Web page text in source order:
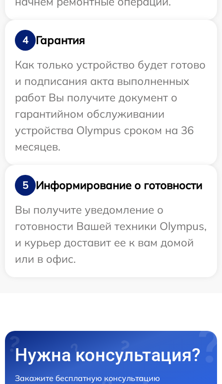
4
Гарантия
Как только устройство будет готово
и подписания акта выполненных
работ Вы получите документ о
гарантийном обслуживании
устройства Olympus сроком на 36
месяцев.
5
Информирование о готовности
Вы получите уведомление о
готовности Вашей техники Olympus,
и курьер доставит ее к вам домой
или в офис.
Нужна консультация?
Закажите бесплатную консультацию